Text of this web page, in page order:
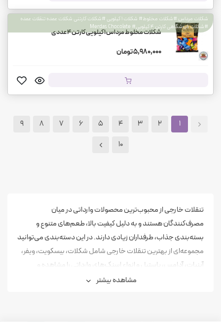
شکلات مرداس #شکلات مخلوط# شکلات 1 کیلویی #شکلات کارتنی شکلات عمده تنقلات عمده
#شکلات فروشگاهی کارتن 4 کیلویی# Merdas Chocolate
شکلات مخلوط مرداس 1 کیلویی کارتن 4 عددی
5,980,000 تومان
1
2
3
4
5
6
7
8
9
10
تنقلات خارجی از محبوب‌ترین محصولات وارداتی در میان
مصرف‌کنندگان هستند و به دلیل کیفیت بالا، طعم‌های متنوع و
بسته‌بندی جذاب، طرفداران زیادی دارند. در این دسته‌بندی می‌توانید
مجموعه‌ای از بهترین تنقلات خارجی شامل شکلات، بیسکویت، ویفر،
آبنبات، آدامس، پاستیل و انواع اسنک‌های وارداتی را مشاهده و
مشاهده بیشتر